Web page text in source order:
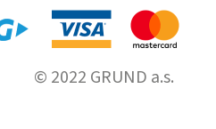
© 2022 GRUND a.s.